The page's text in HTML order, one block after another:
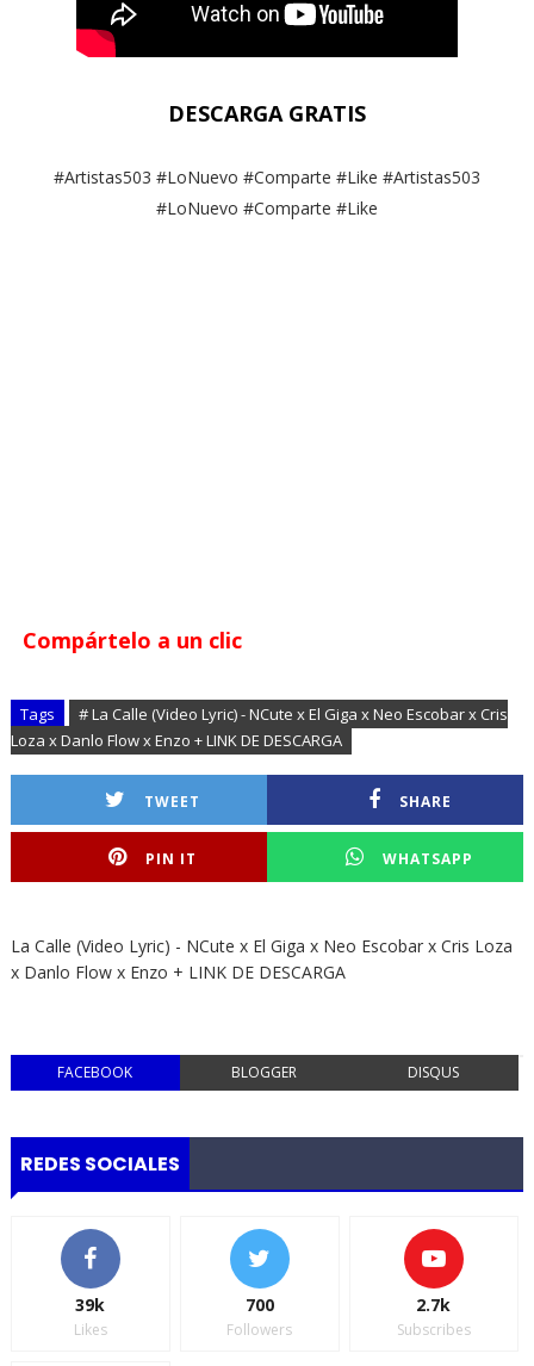
DESCARGA GRATIS
#Artistas503 #LoNuevo #Comparte #Like #Artistas503
#LoNuevo #Comparte #Like
Compártelo a un clic
Tags
# La Calle (Video Lyric) - NCute x El Giga x Neo Escobar x Cris
Loza x Danlo Flow x Enzo + LINK DE DESCARGA
TWEET SHARE
PIN IT WHATSAPP
La Calle (Video Lyric) - NCute x El Giga x Neo Escobar x Cris Loza
x Danlo Flow x Enzo + LINK DE DESCARGA
FACEBOOK BLOGGER DISQUS
REDES SOCIALES
39k
Likes
700
Followers
2.7k
Subscribes